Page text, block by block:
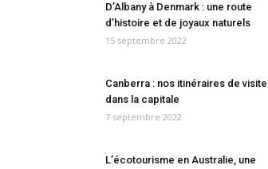
D’Albany à Denmark : une route
d’histoire et de joyaux naturels
15 septembre 2022
Canberra : nos itinéraires de visite
dans la capitale
7 septembre 2022
L’écotourisme en Australie, une